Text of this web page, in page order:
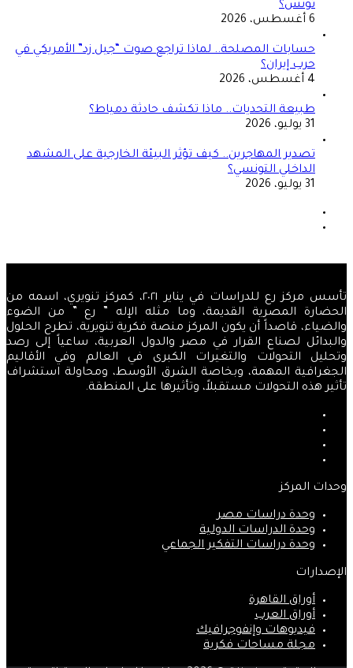
تونس؟
6 أغسطس، 2026
حسابات المصلحة.. لماذا تراجع صوت “جيل زد” الأمريكي في
حرب إيران؟
4 أغسطس، 2026
طبيعة التحديات.. ماذا تكشف حادثة دمياط؟
31 يوليو، 2026
تصدير المهاجرين.. كيف تؤثر البيئة الخارجية على المشهد
الداخلي التونسي؟
31 يوليو، 2026
تأسس مركز رع للدراسات في يناير ٢٠٢١، كمركز تنويري، اسمه من
الحضارة المصرية القديمة، وما مثله الإله ” رع ” من الضوء
والضياء، قاصداً أن يكون المركز منصة فكرية تنويرية، تطرح الحلول
والبدائل لصناع القرار في مصر والدول العربية، ساعياً إلى رصد
وتحليل التحولات والتغيرات الكبرى في العالم وفي الأقاليم
الجغرافية المهمة، وبخاصة الشرق الأوسط، ومحاولة استشراف
تأثير هذه التحولات مستقبلاً، وتأثيرها على المنطقة.
وحدات المركز
وحدة دراسات مصر
وحدة الدراسات الدولية
وحدة دراسات التفكير الجماعي
الإصدارات
أوراق القاهرة
أوراق العرب
فيديوهات وإنفوجرافيك
مجلة مساحات فكرية